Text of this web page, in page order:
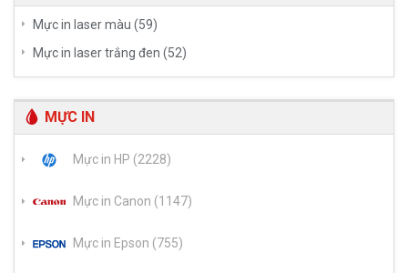
Mực in laser màu (59)
Mực in laser trắng đen (52)
MỰC IN
Mực in HP (2228)
Mực in Canon (1147)
Mực in Epson (755)